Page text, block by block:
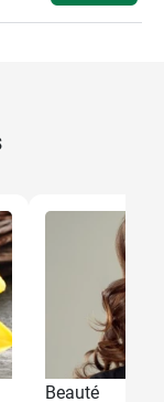
Beauté